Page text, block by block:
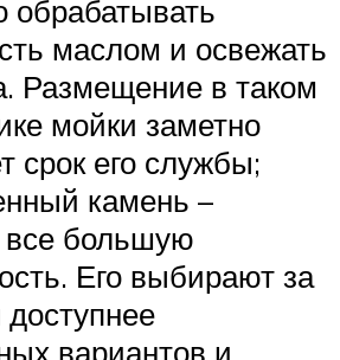
обрабатывать
маслом и освежать
Размещение в таком
мойки заметно
срок его службы;
камень –
все большую
Его выбирают за
доступнее
вариантов и